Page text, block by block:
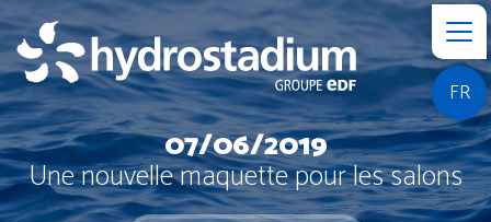
FR
07/06/2019
Une nouvelle maquette pour les salons